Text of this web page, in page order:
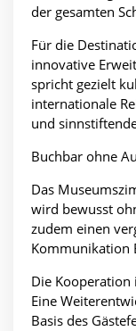
der gesamten
Für die
innovative
spricht gezielt
internationale
und
Buchbar ohne
Das
wird bewusst
zudem einen
Kommunikation
Die Kooperation
Eine
Basis des